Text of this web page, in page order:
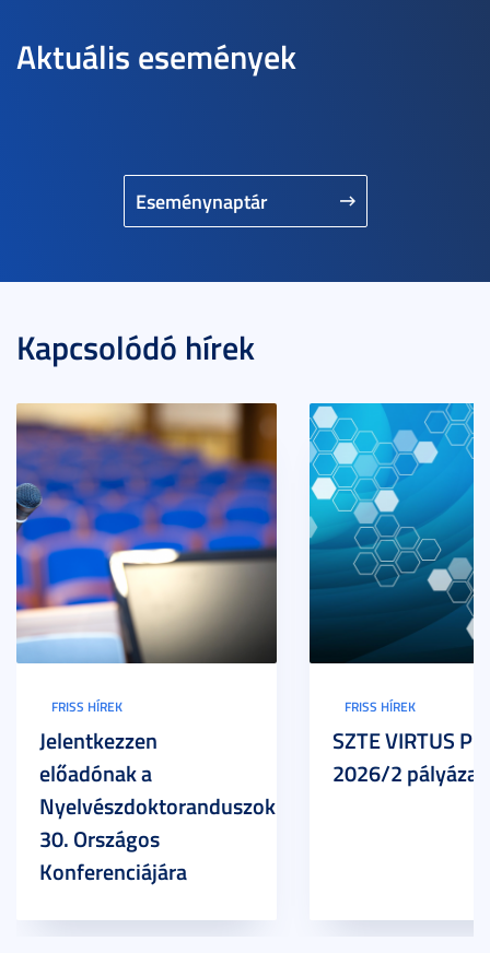
Aktuális események
Eseménynaptár
Kapcsolódó hírek
FRISS HÍREK
Jelentkezzen
előadónak a
Nyelvészdoktoranduszok
30. Országos
Konferenciájára
FRISS HÍREK
SZTE VIRTUS
2026/2